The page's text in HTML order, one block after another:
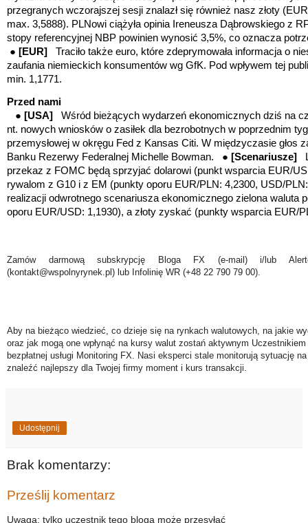
przegranych wczorajszej sesji znalazł się również nasz złoty
max. 3,5888). PLNowi ciążyła opinia Ireneusza Dąbrowskiego z
stopy referencyjnej NBP powinien wynosić 3,5%, co oznacza
● [EUR] Traciło także euro, które zdeprymowała informacja o
zaufania niemieckich konsumentów wg GfK. Pod wpływem tej
min. 1,1771.
Przed nami
● [USA]
Wśród bieżących wydarzeń ekonomicznych dziś na
nt. nowych wniosków o zasiłek dla bezrobotnych w poprzednim
przemysłowej w okręgu Fed z Kansas Citi. W międzyczasie głos
Banku Rezerwy Federalnej Michelle Bowman. ● [Scenariusze]
przekaz z FOMC będą sprzyjać dolarowi (punkt wsparcia EUR/
rywalom z G10 i z EM (punkty oporu EUR/PLN: 4,2300, USD/
realizacji odwrotnego scenariusza ekonomicznego zielona waluta
oporu EUR/USD: 1,1930), a złoty zyskać (punkty wsparcia EUR/
Zamów darmową subskrypcję Bloga FX (e-mail) i/lub
(kontakt@wspolnyrynek.pl) lub Infolinię WR (+48 22 790 79 00).
Aby na bieżąco wiedzieć, co dzieje się na rynkach walutowych, na jakie
oraz jak mogą one wpłynąć na kursy walut zostań aktywnym
bezpłatnej usługi Monitoring FX. Nasi eksperci stale monitorują sytuację
znaleźć najlepszy dla Twojej firmy moment i kurs transakcji.
Udostępnij
Brak komentarzy:
Prześlij komentarz
Uwaga: tylko uczestnik tego bloga może przesyłać